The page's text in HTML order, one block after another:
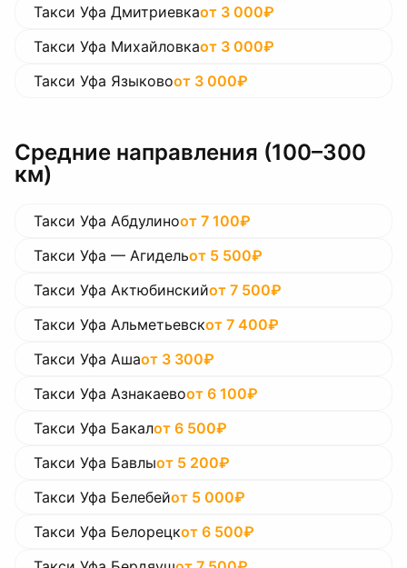
Такси Уфа Дмитриевкаот 3 000₽
Такси Уфа Михайловкаот 3 000₽
Такси Уфа Языковоот 3 000₽
Средние направления (100–300
км)
Такси Уфа Абдулиноот 7 100₽
Такси Уфа — Агидельот 5 500₽
Такси Уфа Актюбинскийот 7 500₽
Такси Уфа Альметьевскот 7 400₽
Такси Уфа Ашаот 3 300₽
Такси Уфа Азнакаевоот 6 100₽
Такси Уфа Бакалот 6 500₽
Такси Уфа Бавлыот 5 200₽
Такси Уфа Белебейот 5 000₽
Такси Уфа Белорецкот 6 500₽